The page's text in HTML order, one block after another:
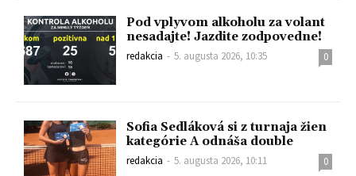
Pod vplyvom alkoholu za volant
nesadajte! Jazdite zodpovedne!
redakcia - 5. augusta 2026, 10:35 0
Sofia Sedláková si z turnaja žien
kategórie A odnáša double
redakcia - 5. augusta 2026, 10:11 0